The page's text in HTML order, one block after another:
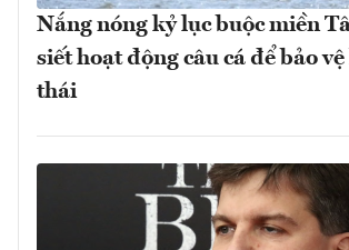
Nắng nóng kỷ lục buộc miền
siết hoạt động câu cá để bảo
thái